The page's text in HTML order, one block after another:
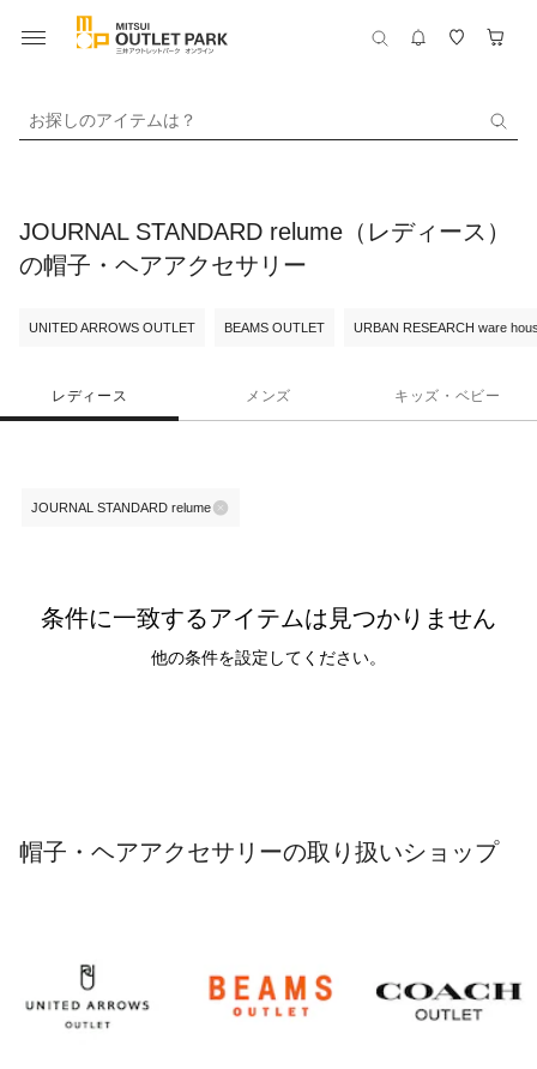
お探しのアイテムは？
JOURNAL STANDARD relume（レディース）
の帽子・ヘアアクセサリー
UNITED ARROWS OUTLET BEAMS OUTLET URBAN RESEARCH ware
レディース メンズ キッズ・ベビー
JOURNAL STANDARD relume
条件に一致するアイテムは見つかりません
他の条件を設定してください。
帽子・ヘアアクセサリーの取り扱いショップ